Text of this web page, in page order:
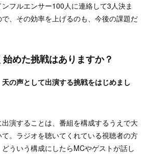
フルエンサー100人に連絡して3人決ま
、その効率を上げるのも、今後の課題だ
めた挑戦はありますか？
天の声として出演する挑戦をはじめまし
演することは、番組を構成するうえで大
。ラジオを聴いてくれている視聴者の方
ういう構成にしたらMCやゲストが話し